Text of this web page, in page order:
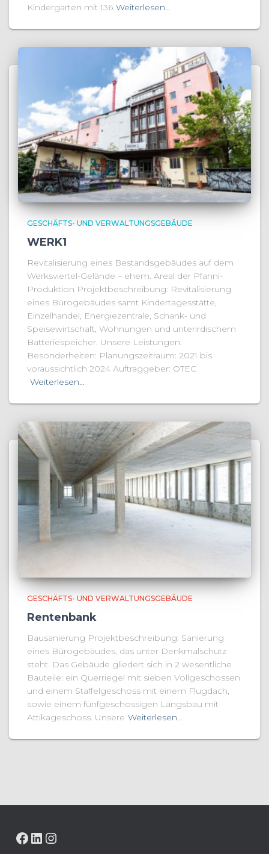
Kindergarten mit 136 Weiterlesen…
GESCHÄFTS- UND VERWALTUNGSGEBÄUDE
WERK1
Revitalisierung eines Bestandsgebäudes auf dem
Werksviertel-Gelände – ehem. Areal der Pfanni-
Produktion Projektbeschreibung: Revitalisierung
eines Bürogebäudes samt Kindertagesstätte,
Einzelhandel, Energiezentrale, Schank- und
Speisewirtschaft, Wohnungen und unterirdischem
Batteriespeicher. Unsere Leistungen:
Besonderheiten: Planungszeitraum: 2021 bis
voraussichtlich 2024 Auftraggeber: OTEC
Weiterlesen…
GESCHÄFTS- UND VERWALTUNGSGEBÄUDE
Rentenbank
Bausanierung Projektbeschreibung: Sanierung
eines Bürogebäudes, das unter Denkmalschutz
steht. Das Gebäude gliedert sich in 2 wesentliche
Bauteile: ein Querriegel mit sieben Vollgeschossen
und einem Staffelgeschoss mit einem Flugdach,
sowie einem fünfgeschossigen Längsbau mit
Attikageschoss. Unsere Weiterlesen…
FACEBOOK LINKEDIN